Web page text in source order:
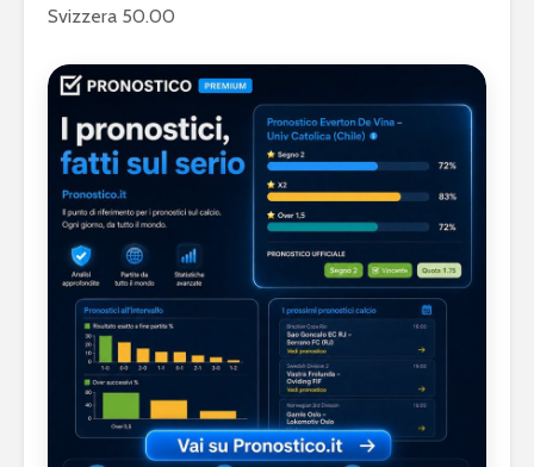
Svizzera 50.00